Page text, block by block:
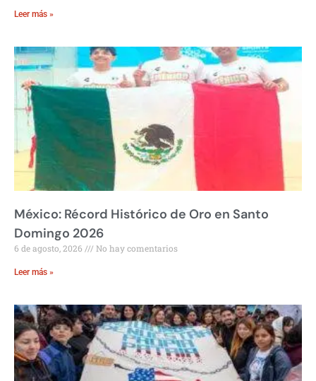
Leer más »
México: Récord Histórico de Oro en Santo
Domingo 2026
6 de agosto, 2026 No hay comentarios
Leer más »